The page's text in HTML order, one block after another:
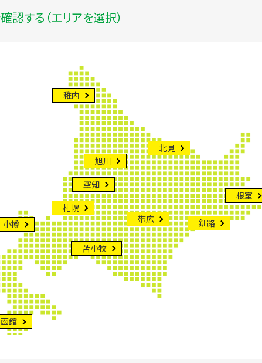
する（エリアを選択）
札幌
小樽
苫小牧
旭川
空知
帯広
函館
釧路
北見
稚内
根室